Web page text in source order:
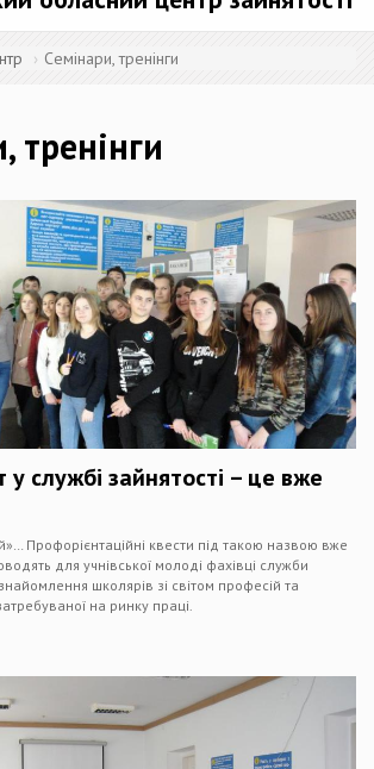
Семінари, тренінги
тренінги
у службі зайнятості – це вже
Профорієнтаційні квести під такою назвою вже
для учнівської молоді фахівці служби
школярів зі світом професій та
на ринку праці.